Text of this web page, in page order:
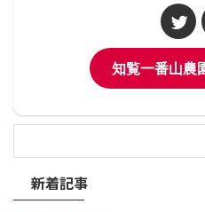
知覧一番山農
新着記事